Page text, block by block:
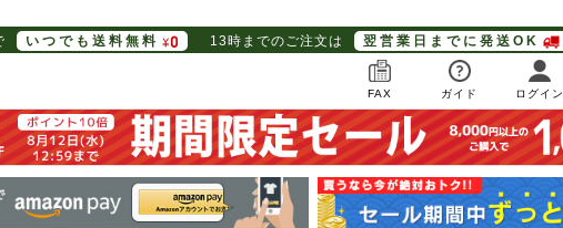
いつでも送料無料 13時までのご注文は 翌営業日までに発送OK
FAX ガイド ログイン